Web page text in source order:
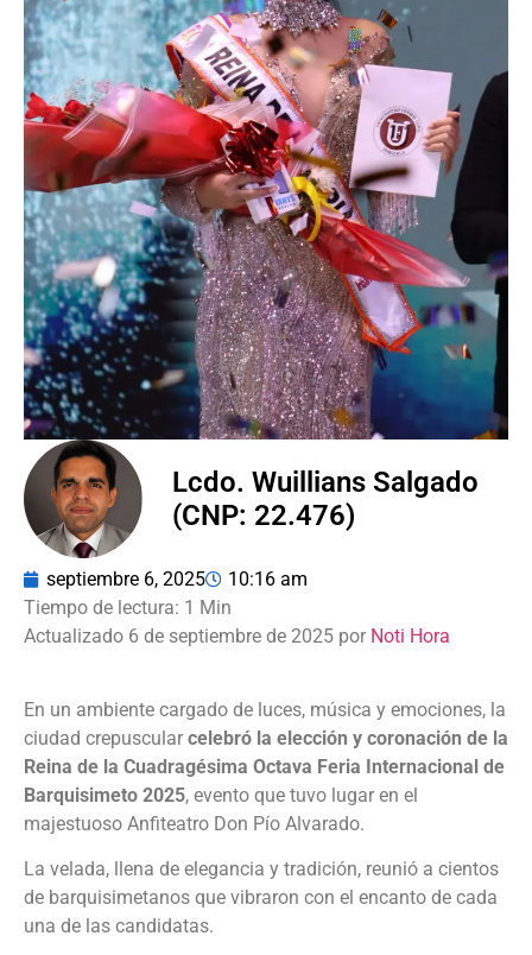
Lcdo. Wuillians Salgado
(CNP: 22.476)
septiembre 6, 2025 10:16 am
Actualizado 6 de septiembre de 2025 por Noti Hora
‎En un ambiente cargado de luces, música y emociones, la
ciudad crepuscular celebró la elección y coronación de la
Reina de la Cuadragésima Octava Feria Internacional de
Barquisimeto 2025, evento que tuvo lugar en el
majestuoso Anfiteatro Don Pío Alvarado.
La velada, llena de elegancia y tradición, reunió a cientos
de barquisimetanos que vibraron con el encanto de cada
una de las candidatas.